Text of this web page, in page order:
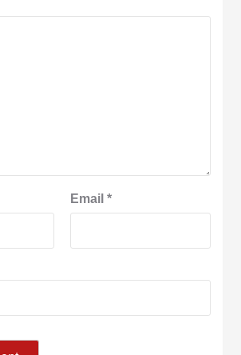
Email *